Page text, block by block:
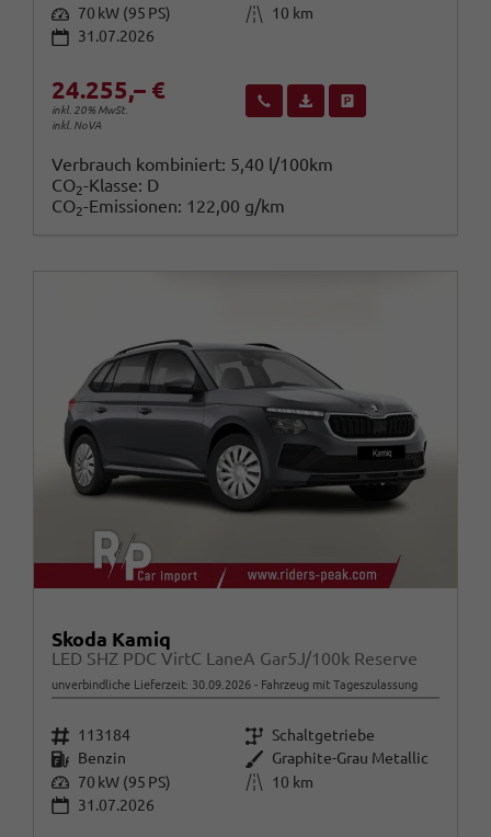
Leistung 70 kW (95 PS) Kilometerstand
10 km
31.07.2026
24.255,– €
inkl. 20% MwSt.
inkl. NoVA
Wir rufen Sie anFahrzeugexposé (PDF)
Verbrauch kombiniert: 5,40 l/100km
CO2-Klasse: D
CO2-Emissionen: 122,00 g/km
Skoda Kamiq
LED SHZ PDC VirtC LaneA Gar5J/100k Reserve
unverbindliche Lieferzeit: 30.09.2026 Fahrzeug mit Tageszulassung
Fahrzeugnr. 113184 Getriebe Schaltgetriebe
Kraftstoff Benzin Außenfarbe Graphite-Grau Metallic
Leistung 70 kW (95 PS) Kilometerstand
10 km
31.07.2026